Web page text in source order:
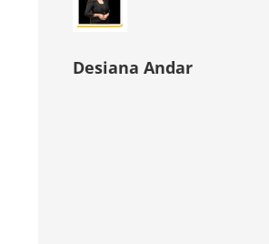
Desiana Andar